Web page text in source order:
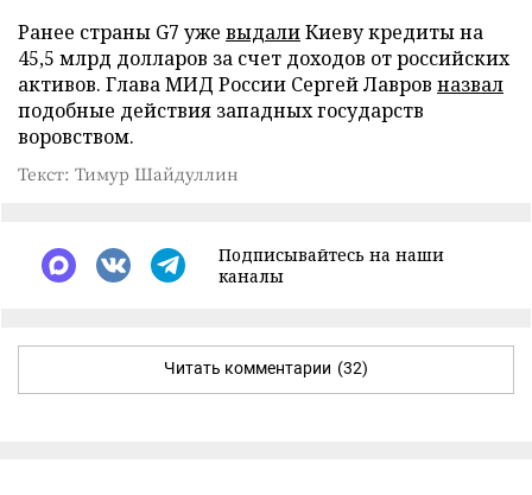
Ранее страны G7 уже выдалиКиеву кредиты на
45,5 млрд долларов за счет доходов от российских
активов. Глава МИД России Сергей Лавров назвал
подобные действия западных государств
воровством.
Текст: Тимур Шайдуллин
Подписывайтесь на наши
каналы
Читать комментарии (32)